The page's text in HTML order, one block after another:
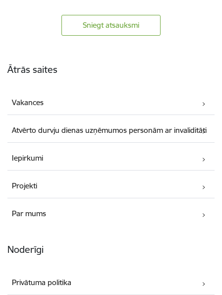
Sniegt atsauksmi
Ātrās saites
Vakances
Atvērto durvju dienas uzņēmumos personām ar invaliditāti
Iepirkumi
Projekti
Par mums
Noderīgi
Privātuma politika